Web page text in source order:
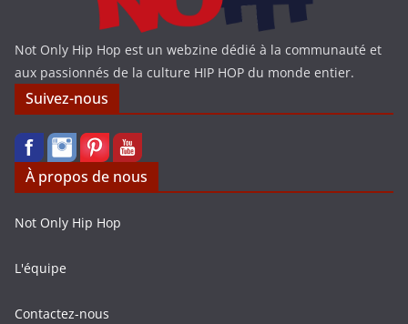
Not Only Hip Hop est un webzine dédié à la communauté et
aux passionnés de la culture HIP HOP du monde entier.
Suivez-nous
À propos de nous
Not Only Hip Hop
L'équipe
Contactez-nous